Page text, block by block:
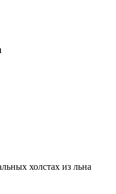
холстах из льна